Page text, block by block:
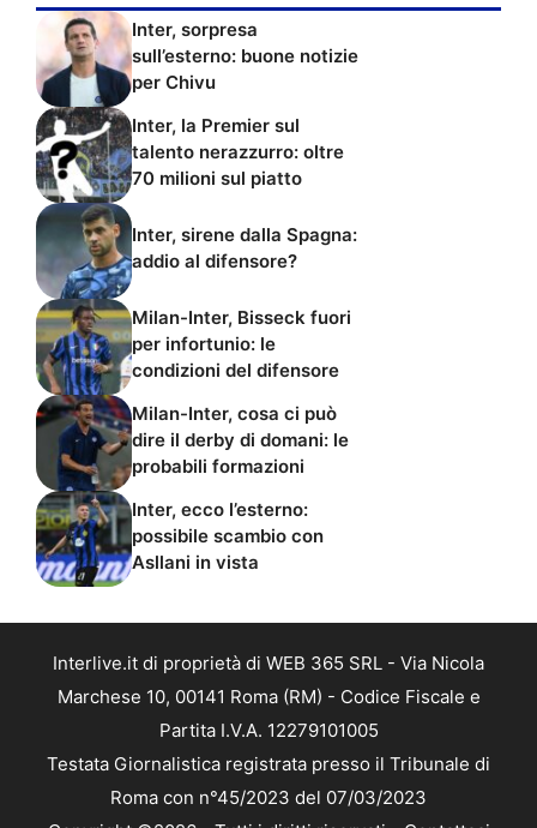
Inter, sorpresa
sull’esterno: buone notizie
per Chivu
Inter, la Premier sul
talento nerazzurro: oltre
70 milioni sul piatto
Inter, sirene dalla Spagna:
addio al difensore?
Milan-Inter, Bisseck fuori
per infortunio: le
condizioni del difensore
Milan-Inter, cosa ci può
dire il derby di domani: le
probabili formazioni
Inter, ecco l’esterno:
possibile scambio con
Asllani in vista
Interlive.it di proprietà di WEB 365 SRL - Via Nicola
Marchese 10, 00141 Roma (RM) - Codice Fiscale e
Partita I.V.A. 12279101005
Testata Giornalistica registrata presso il Tribunale di
Roma con n°45/2023 del 07/03/2023